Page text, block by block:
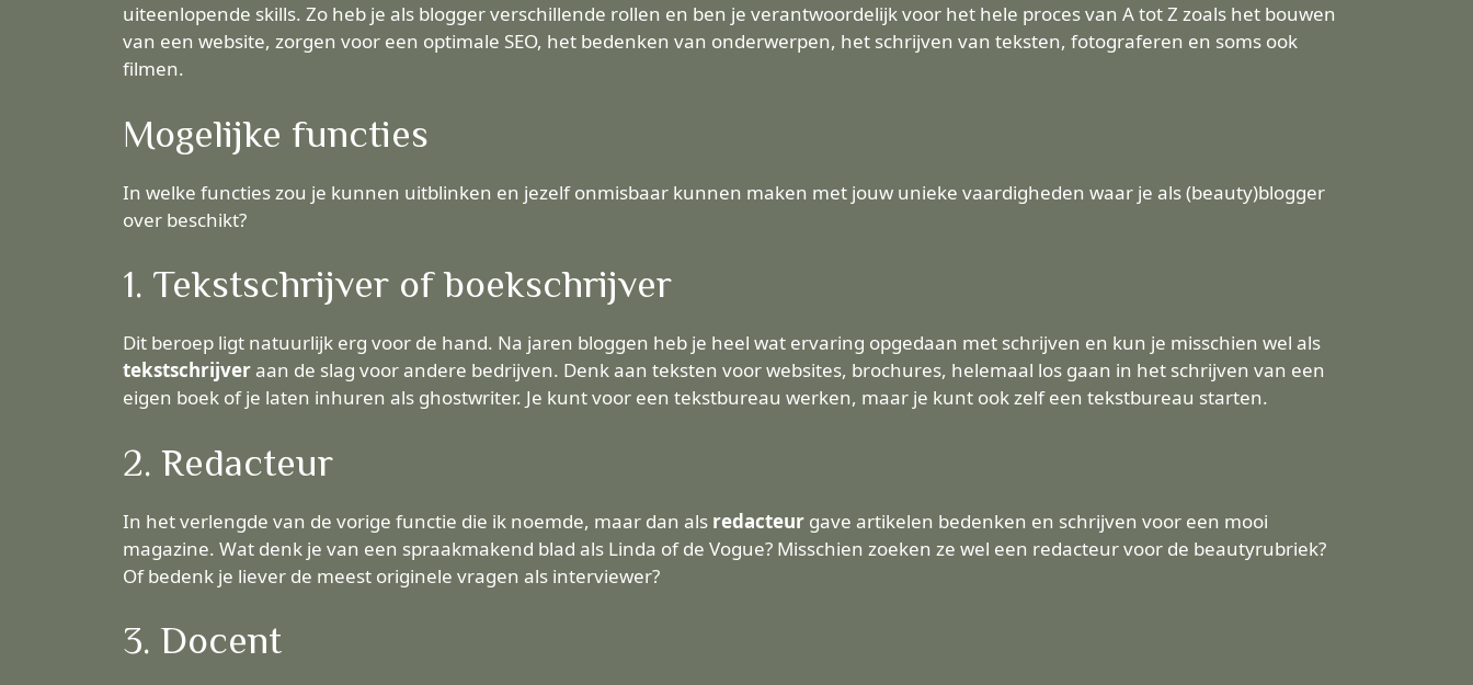
uiteenlopende skills. Zo heb je als blogger verschillende rollen en ben je verantwoordelijk voor het hele proces van A tot Z zoals het bouwen
van een website, zorgen voor een optimale SEO, het bedenken van onderwerpen, het schrijven van teksten, fotograferen en soms ook
filmen.
Mogelijke functies
In welke functies zou je kunnen uitblinken en jezelf onmisbaar kunnen maken met jouw unieke vaardigheden waar je als (beauty)blogger
over beschikt?
1. Tekstschrijver of boekschrijver
Dit beroep ligt natuurlijk erg voor de hand. Na jaren bloggen heb je heel wat ervaring opgedaan met schrijven en kun je misschien wel als
tekstschrijveraan de slag voor andere bedrijven. Denk aan teksten voor websites, brochures, helemaal los gaan in het schrijven van een
eigen boek of je laten inhuren als ghostwriter. Je kunt voor een tekstbureau werken, maar je kunt ook zelf een tekstbureau starten.
2. Redacteur
In het verlengde van de vorige functie die ik noemde, maar dan als redacteur gave artikelen bedenken en schrijven voor een mooi
magazine. Wat denk je van een spraakmakend blad als Linda of de Vogue? Misschien zoeken ze wel een redacteur voor de beautyrubriek?
Of bedenk je liever de meest originele vragen als interviewer?
3. Docent